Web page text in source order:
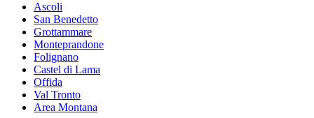
Ascoli
San Benedetto
Grottammare
Monteprandone
Folignano
Castel di Lama
Offida
Val Tronto
Area Montana